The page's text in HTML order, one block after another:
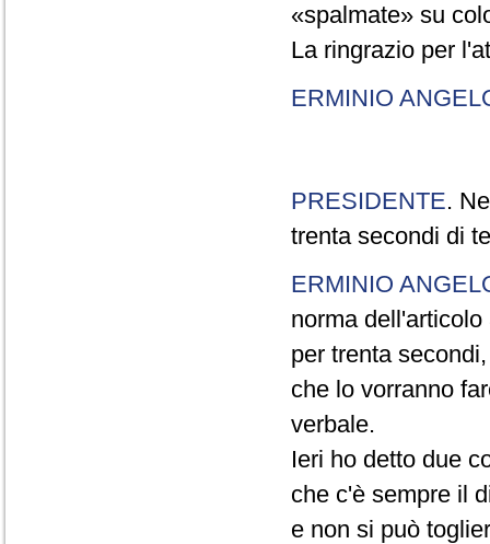
«spalmate» su
La ringrazio per
ERMINIO
PRESIDENTE.
trenta secondi di
ERMINIO
norma
per trenta
che lo vorranno
verbale.
Ieri ho detto due
che c'è sempre il
e non si può